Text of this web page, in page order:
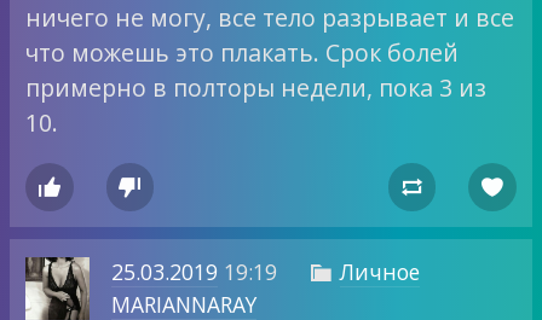
ничего не могу, все тело разрывает и все
что можешь это плакать. Срок болей
примерно в полторы недели, пока 3 из
10.
   
25.03.2019 19:19  Личное
MARIANNARAY